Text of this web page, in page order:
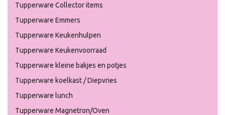
Tupperware Collector items
Tupperware Emmers
Tupperware Keukenhulpen
Tupperware Keukenvoorraad
Tupperware kleine bakjes en potjes
Tupperware koelkast / Diepvries
Tupperware lunch
Tupperware Magnetron/Oven